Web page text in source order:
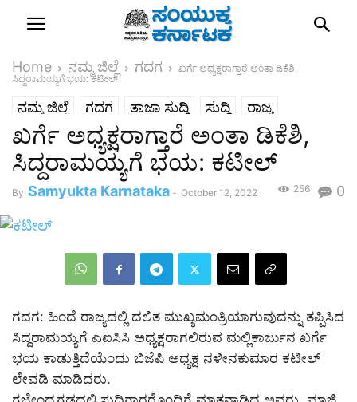
Home ನಮ್ಮ ಜಿಲ್ಲೆ ಗದಗ
ಖರ್ಗೆ ಅಧ್ಯಕ್ಷರಾಗ್ತಾರೆ ಅಂತಾ ಡಿಕೆಶಿ,
ಸಿದ್ದರಾಮಯ್ಯಗೆ ಭಯ: ಕಟೀಲ್
ನಮ್ಮ ಜಿಲ್ಲೆ ಗದಗ ತಾಜಾ ಸುದ್ದಿ ಸುದ್ದಿ ರಾಜ್ಯ
ಖರ್ಗೆ ಅಧ್ಯಕ್ಷರಾಗ್ತಾರೆ ಅಂತಾ ಡಿಕೆಶಿ,
ಸಿದ್ದರಾಮಯ್ಯಗೆ ಭಯ: ಕಟೀಲ್
By Samyukta Karnataka - October 12, 2022 0
256
ಗದಗ: ಹಿಂದೆ ರಾಜ್ಯದಲ್ಲಿ ದಲಿತ ಮುಖ್ಯಮಂತ್ರಿಯಾಗುವುದನ್ನು ತಪ್ಪಿಸಿದ
ಸಿದ್ದರಾಮಯ್ಯಗೆ ಎಐಸಿಸಿ ಅಧ್ಯಕ್ಷರಾಗಲಿರುವ ಮಲ್ಲಿಕಾರ್ಜುನ ಖರ್ಗೆ
ಭಯ ಕಾಡುತ್ತಿದೆಯೆಂದು ಬಿಜೆಪಿ ಅಧ್ಯಕ್ಷ ನಳೀನಕುಮಾರ ಕಟೀಲ್
ಲೇವಡಿ ಮಾಡಿದರು.